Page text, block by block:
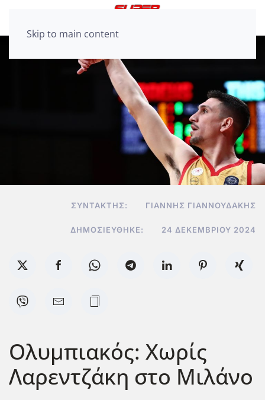
Skip to main content
ΣΥΝΤΆΚΤΗΣ: ΓΙΆΝΝΗΣ ΓΙΑΝΝΟΥΔΆΚΗΣ
ΔΗΜΟΣΙΕΎΘΗΚΕ: 24 ΔΕΚΕΜΒΡΊΟΥ 2024
Ολυμπιακός: Χωρίς
Λαρεντζάκη στο Μιλάνο